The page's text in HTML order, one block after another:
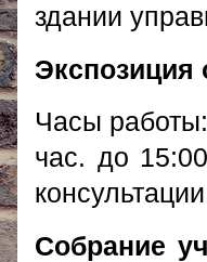
здании
Экспозиция
Часы
час. до
Собрание